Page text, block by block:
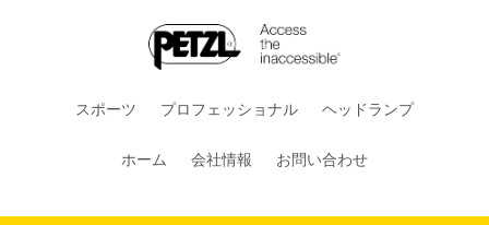
スポーツ プロフェッショナル ヘッドランプ
ホーム 会社情報 お問い合わせ